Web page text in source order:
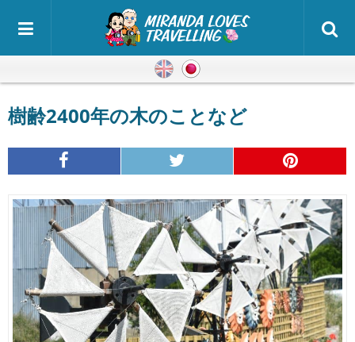
英語
樹齢2400年の木のことなど